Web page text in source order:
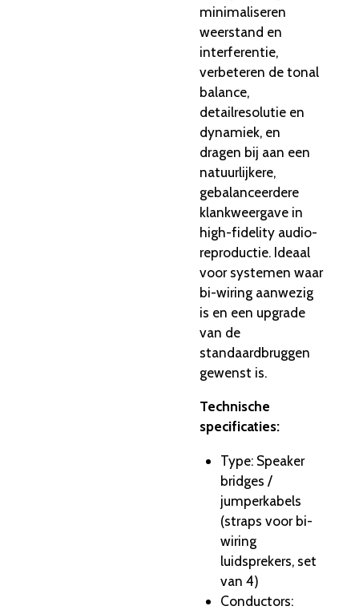
minimaliseren
weerstand en
interferentie,
verbeteren de tonal
balance,
detailresolutie en
dynamiek, en
dragen bij aan een
natuurlijkere,
gebalanceerdere
klankweergave in
high-fidelity audio-
reproductie. Ideaal
voor systemen waar
bi-wiring aanwezig
is en een upgrade
van de
standaardbruggen
gewenst is.
Technische
specificaties:
Type: Speaker
bridges /
jumperkabels
(straps voor bi-
wiring
luidsprekers, set
van 4)
Conductors: